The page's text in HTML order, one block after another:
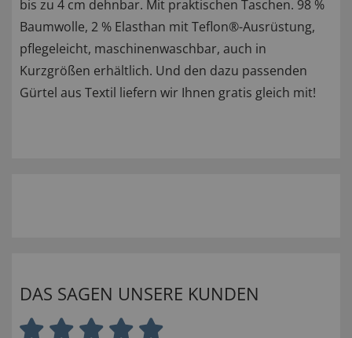
bis zu 4 cm dehnbar. Mit praktischen Taschen. 98 %
Baumwolle, 2 % Elasthan mit Teflon®-Ausrüstung,
pflegeleicht, maschinenwaschbar, auch in
Kurzgrößen erhältlich. Und den dazu passenden
Gürtel aus Textil liefern wir Ihnen gratis gleich mit!
DAS SAGEN UNSERE KUNDEN